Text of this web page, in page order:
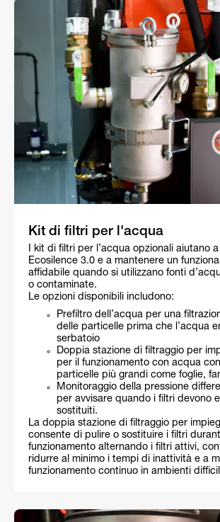
Kit di filtri per l'acqua
I kit di filtri per l’acqua opzionali aiutano
Ecosilence 3.0 e a mantenere un
affidabile quando si utilizzano fonti
o contaminate.
Le opzioni disponibili includono:
Prefiltro dell’acqua per una
delle particelle prima che l’acqua
serbatoio
Doppia stazione di filtraggio per
per il funzionamento con acqua
particelle più grandi come foglie,
Monitoraggio della pressione
per avvisare quando i filtri devono
sostituiti.
La doppia stazione di filtraggio per
consente di pulire o sostituire i filtri
funzionamento alternando i filtri attivi,
ridurre al minimo i tempi di inattività e a
funzionamento continuo in ambienti